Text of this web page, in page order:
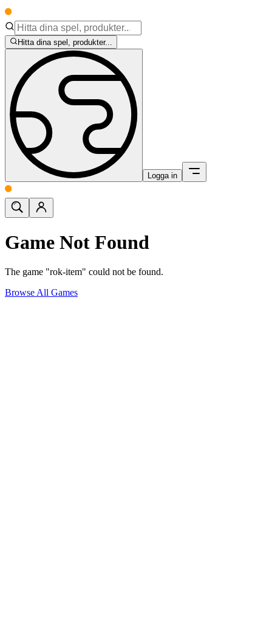
Hitta dina spel, produkter...
Logga in
Game Not Found
The game "rok-item" could not be found.
Browse All Games